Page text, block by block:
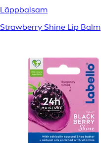
Läppbalsam
Strawberry Shine Lip Balm